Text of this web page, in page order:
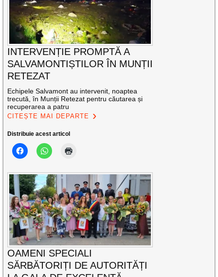
INTERVENȚIE PROMPTĂ A
SALVAMONTIȘTILOR ÎN MUNȚII
RETEZAT
Echipele Salvamont au intervenit, noaptea
trecută, în Munții Retezat pentru căutarea și
recuperarea a patru
CITEȘTE MAI DEPARTE
Distribuie acest articol
OAMENI SPECIALI
SĂRBĂTORIȚI DE AUTORITĂȚI